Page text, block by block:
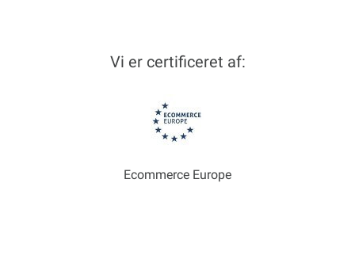
Vi er certificeret af:
Ecommerce Europe